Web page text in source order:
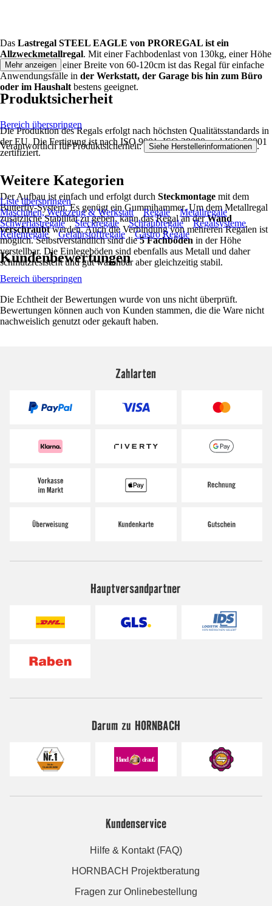
Das Lastregal STEEL EAGLE von PROREGAL ist ein
Allzweckmetallregal. Mit einer Fachbodenlast von 130kg, einer Höhe
von 180cm und einer Breite von 60-120cm ist das Regal für einfache
Anwendungsfälle in der Werkstatt, der Garage bis hin zum Büro
oder im Haushalt bestens geeignet.
Die Produktion des Regals erfolgt nach höchsten Qualitätsstandards in
der EU. Die Fertigung ist nach ISO 9001, ISO 28000 und ISO 50001
zertifiziert.
Der Aufbau ist einfach und erfolgt durch Steckmontage mit dem
Butterfly-System. Es genügt ein Gummihammer. Um dem Metallregal
zusätzliche Stabiiltät zu geben, kann das Regal an derWand
verschraubtwerden. Auch die Verbindung von mehreren Regalen ist
möglich. Selbstverständlich sind die5 Fachböden in der Höhe
verstellbar. Die Einlegeböden sind ebenfalls aus Metall und daher
schmutzresistent und gut waschbar aber gleichzeitig stabil.
Mehr anzeigen
Produktsicherheit
Bereich überspringen
Verantwortlich für Produktsicherheit: Siehe Herstellerinformationen .
Weitere Kategorien
Liste überspringen
Maschinen, Werkzeug & Werkstatt
Regale
Metallregale
Schwerlastregale
Steckregale Schraubregale
Regalsysteme
Reifenregale
Gefahrstoffregale Gastro Regale
Kundenbewertungen
Bereich überspringen
Die Echtheit der Bewertungen wurde von uns nicht überprüft.
Bewertungen können auch von Kunden stammen, die die Ware nicht
nachweislich genutzt oder gekauft haben.
Zahlarten
Hauptversandpartner
Darum zu HORNBACH
Kundenservice
Hilfe & Kontakt (FAQ)
HORNBACH Projektberatung
Fragen zur Onlinebestellung